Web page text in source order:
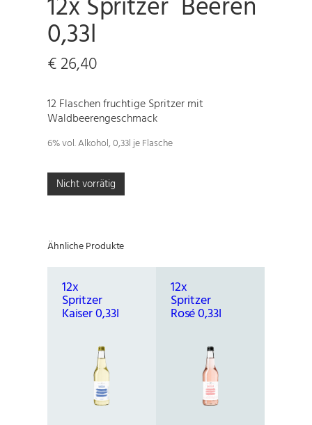
12x Spritzer Beeren
0,33l
€26,40
12 Flaschen fruchtige Spritzer mit
Waldbeerengeschmack
6% vol. Alkohol, 0,33l je Flasche
Nicht vorrätig
Ähnliche Produkte
12x
Spritzer
Kaiser 0,33l
12x
Spritzer
Rosé 0,33l